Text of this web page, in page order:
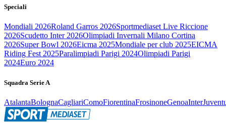
Speciali
Mondiali 2026Roland Garros 2026Sportmediaset Live Riccione
2026Scudetto Inter 2026Olimpiadi Invernali Milano Cortina
2026Super Bowl 2026Eicma 2025Mondiale per club 2025EICMA
Riding Fest 2025Paralimpiadi Parigi 2024Olimpiadi Parigi
2024Euro 2024
Squadra Serie A
AtalantaBolognaCagliariComoFiorentinaFrosinoneGenoaInter